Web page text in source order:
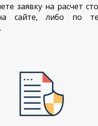
заявку на расчет
сайте, либо по